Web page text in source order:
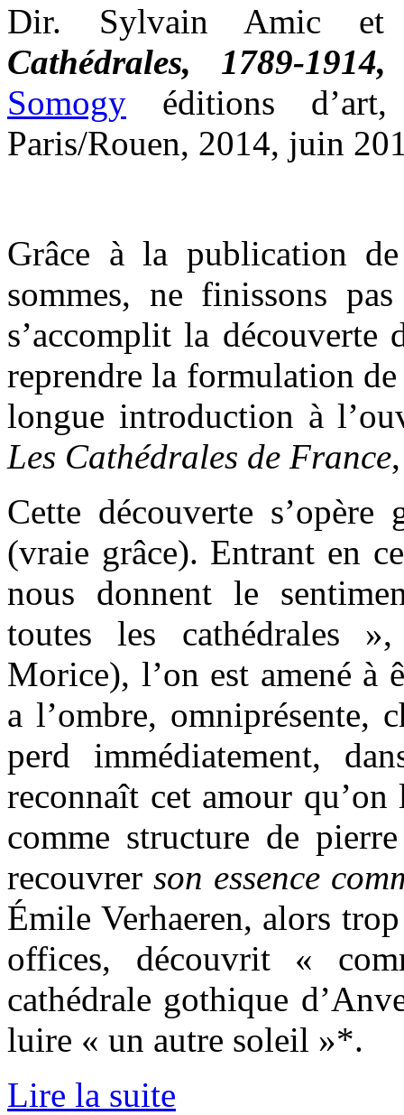
Dir. Sylvain Amic et
Cathédrales, 1789-
Somogy éditions
Paris/Rouen, 2014, juin
Grâce à la publication
sommes, ne finissons
s’accomplit la découverte
reprendre la formulation
longue introduction à
Les Cathédrales de France
Cette découverte
(vraie grâce). Entrant en
nous donnent le
toutes les cathédrales
Morice), l’on est amené à
a l’ombre, omniprésente,
perd immédiatement,
reconnaît cet amour
comme structure de
recouvrer son essence
Émile Verhaeren, alors
offices, découvrit «
cathédrale gothique
luire « un autre soleil »*.
Lire la suite